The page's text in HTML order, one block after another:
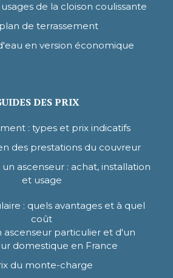
de la cloison coulissante
de terrassement
en version économique
DES PRIX
: types et prix indicatifs
des prestations du couvreur
ascenseur : achat, installation
et usage
: quels avantages et à quel
coût
ascenseur particulier et d'un
domestique en France
du monte-charge